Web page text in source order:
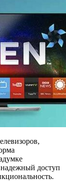
надежный доступ